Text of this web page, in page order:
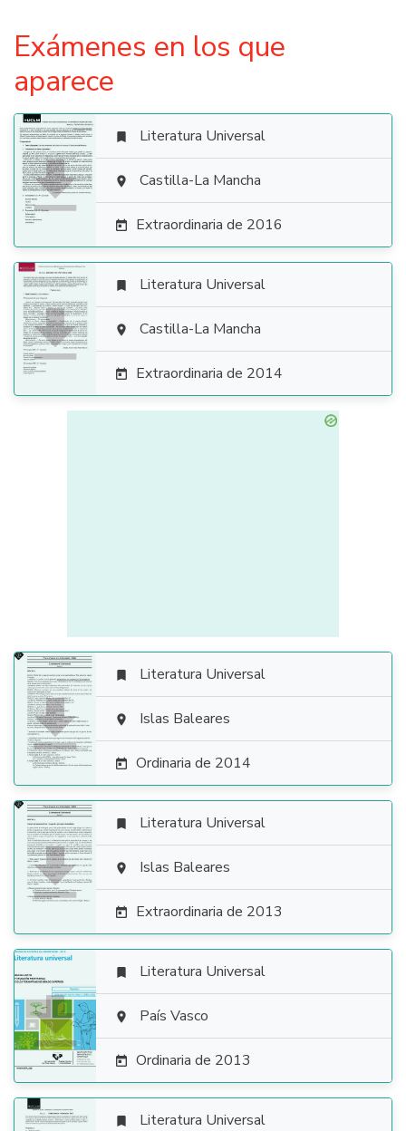
Exámenes en los que
aparece

 Literatura Universal
 Castilla-La Mancha
 Extraordinaria de 2016

 Literatura Universal
 Castilla-La Mancha
 Extraordinaria de 2014

 Literatura Universal
 Islas Baleares
 Ordinaria de 2014

 Literatura Universal
 Islas Baleares
 Extraordinaria de 2013

 Literatura Universal
 País Vasco
 Ordinaria de 2013
 Literatura Universal